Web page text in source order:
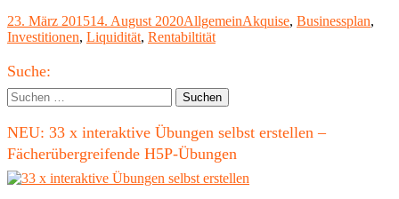
Freiberufler:
Was
und
Veröffentlicht
am
23. März 201514. August 2020Kategorien
AllgemeinSchlagwörter
Akquise, Businessplan,
Investitionen, Liquidität, Rentabiltität
Haupt-
Seitenleiste
Suche:
Suchen
nach:
NEU: 33 x interaktive Übungen selbst erstellen –
Fächerübergreifende H5P-Übungen